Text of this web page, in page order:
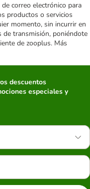
correo electrónico para
productos o servicios
momento, sin incurrir en
de transmisión, poniéndote
de zooplus. Más
descuentos
especiales y